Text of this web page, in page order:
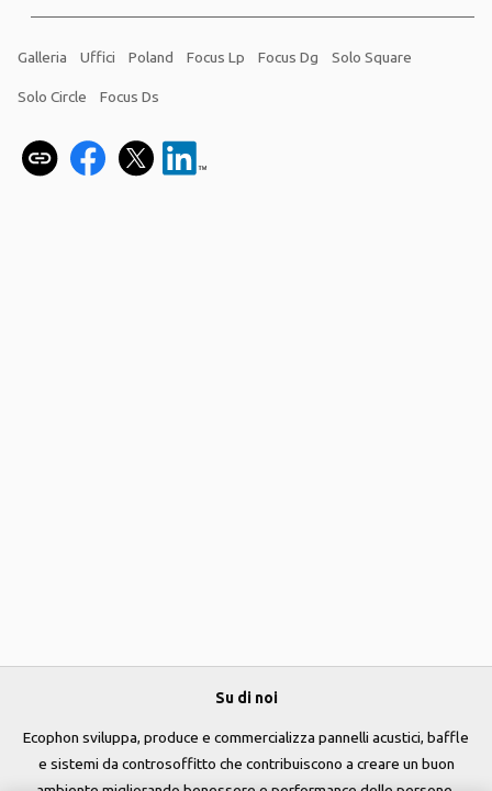
Galleria Uffici Poland Focus Lp Focus Dg Solo Square
Solo Circle Focus Ds
Su di noi
Ecophon sviluppa, produce e commercializza pannelli acustici, baffle
e sistemi da controsoffitto che contribuiscono a creare un buon